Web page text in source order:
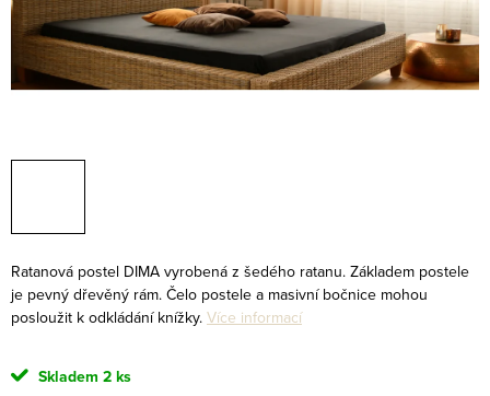
Ratanová postel DIMA vyrobená z šedého ratanu. Základem postele
je pevný dřevěný rám. Čelo postele a masivní bočnice mohou
posloužit k odkládání knížky. Více informací
Skladem 2 ks